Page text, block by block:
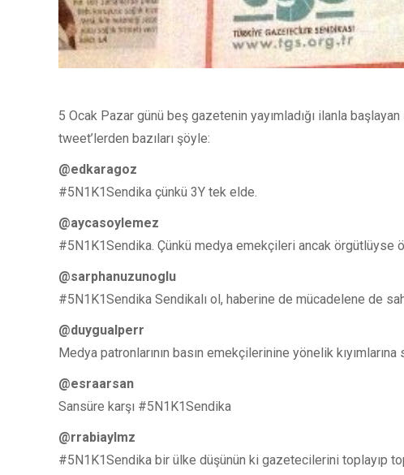
5 Ocak Pazar günü beş gazetenin yayımladığı ilanla
tweet’lerden bazıları şöyle:
‏@edkaragoz
#5N1K1Sendika çünkü 3Y tek elde.
@aycasoylemez
#5N1K1Sendika. Çünkü medya emekçileri ancak örgütlüyse
@sarphanuzunoglu
#5N1K1Sendika Sendikalı ol, haberine de mücadelene de
@duygualperr
Medya patronlarının basın emekçilerinine yönelik
@esraarsan
Sansüre karşı #5N1K1Sendika
@rrabiaylmz
#5N1K1Sendika bir ülke düşünün ki gazetecilerini toplayıp